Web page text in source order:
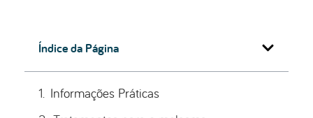
Índice da Página